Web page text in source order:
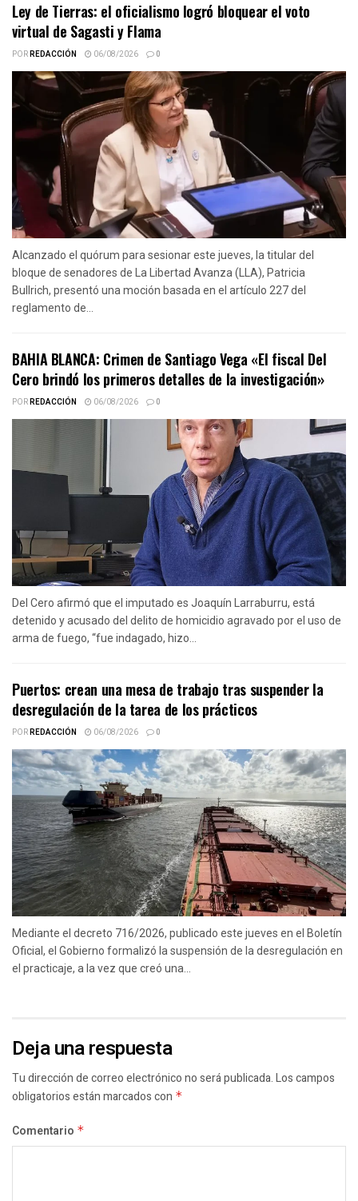
Ley de Tierras: el oficialismo logró bloquear el voto
virtual de Sagasti y Flama
PORREDACCIÓN 06/08/2026 0
Alcanzado el quórum para sesionar este jueves, la titular del
bloque de senadores de La Libertad Avanza (LLA), Patricia
Bullrich, presentó una moción basada en el artículo 227 del
reglamento de...
BAHIA BLANCA: Crimen de Santiago Vega «El fiscal Del
Cero brindó los primeros detalles de la investigación»
PORREDACCIÓN 06/08/2026 0
Del Cero afirmó que el imputado es Joaquín Larraburru, está
detenido y acusado del delito de homicidio agravado por el uso de
arma de fuego, “fue indagado, hizo...
Puertos: crean una mesa de trabajo tras suspender la
desregulación de la tarea de los prácticos
PORREDACCIÓN 06/08/2026 0
Mediante el decreto 716/2026, publicado este jueves en el Boletín
Oficial, el Gobierno formalizó la suspensión de la desregulación en
el practicaje, a la vez que creó una...
Deja una respuesta
Tu dirección de correo electrónico no será publicada.Los campos
obligatorios están marcados con *
Comentario *